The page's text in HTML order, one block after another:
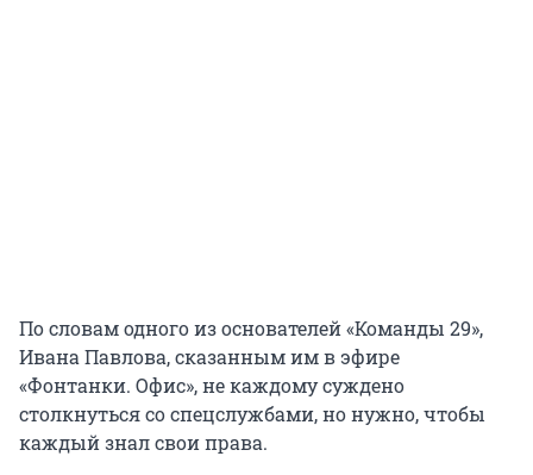
По словам одного из основателей «Команды 29»,
Ивана Павлова, сказанным им в эфире
«Фонтанки. Офис», не каждому суждено
столкнуться со спецслужбами, но нужно, чтобы
каждый знал свои права.